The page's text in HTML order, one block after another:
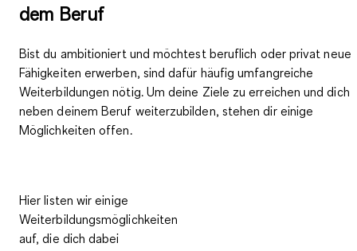
dem Beruf
Bist du ambitioniert und möchtest beruflich oder privat neue
Fähigkeiten erwerben, sind dafür häufig umfangreiche
Weiterbildungen nötig. Um deine Ziele zu erreichen und dich
neben deinem Beruf weiterzubilden, stehen dir einige
Möglichkeiten offen.
Hier listen wir einige
Weiterbildungsmöglichkeiten
auf, die dich dabei